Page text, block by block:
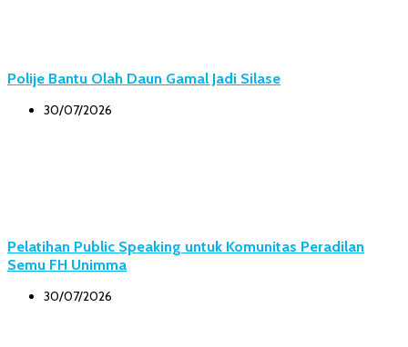
Polije Bantu Olah Daun Gamal Jadi Silase
30/07/2026
Pelatihan Public Speaking untuk Komunitas Peradilan
Semu FH Unimma
30/07/2026